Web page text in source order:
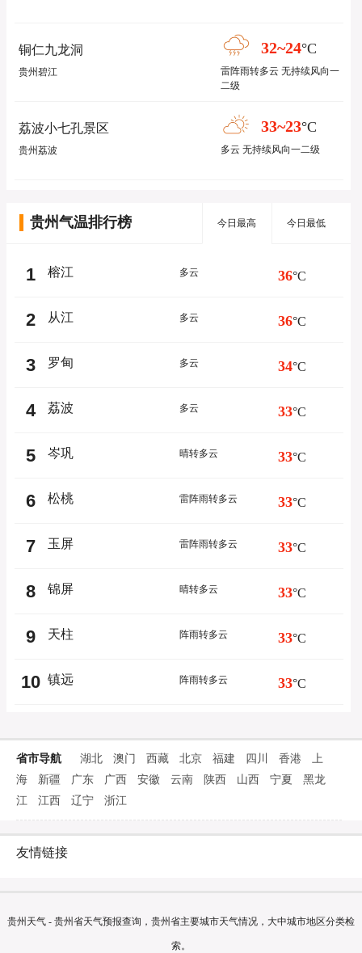
铜仁九龙洞
贵州碧江
32~24°C
雷阵雨转多云 无持续风向一
二级
荔波小七孔景区
贵州荔波
33~23°C
多云 无持续风向一二级
贵州气温排行榜 今日最高 今日最低
1 榕江 多云 36°C
2 从江 多云 36°C
3 罗甸 多云 34°C
4 荔波 多云 33°C
5 岑巩 晴转多云 33°C
6 松桃 雷阵雨转多云 33°C
7 玉屏 雷阵雨转多云 33°C
8 锦屏 晴转多云 33°C
9 天柱 阵雨转多云 33°C
10 镇远 阵雨转多云 33°C
省市导航 湖北 澳门 西藏 北京 福建 四川 香港
上
海
新疆 广东 广西 安徽 云南 陕西 山西 宁夏
黑龙
江
江西 辽宁 浙江
友情链接
贵州天气 - 贵州省天气预报查询，贵州省主要城市天气情况，大中城市地区分类检
索。